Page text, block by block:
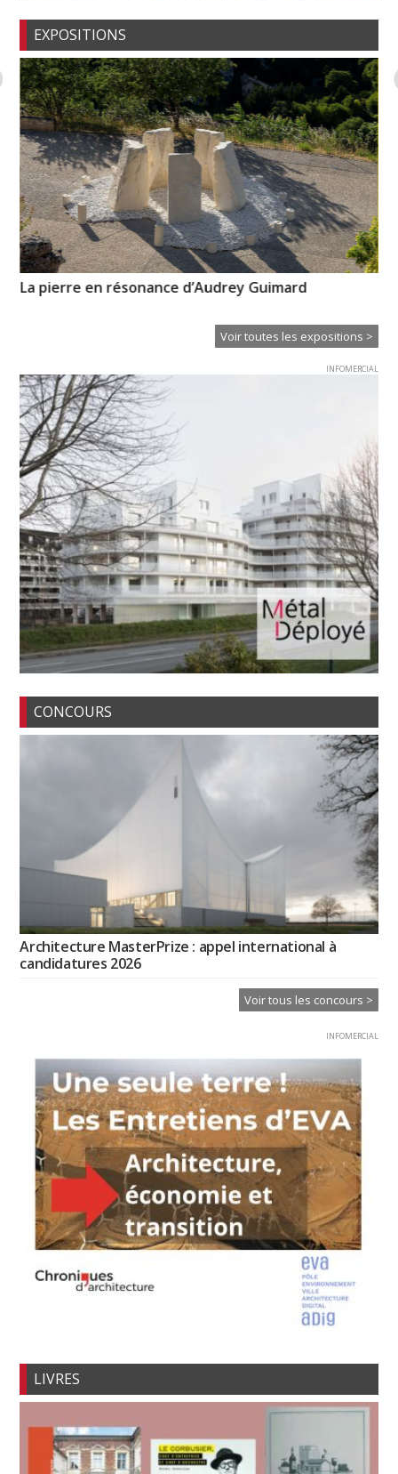
EXPOSITIONS
La pierre en résonance d’Audrey Guimard
Voir toutes les expositions >
INFOMERCIAL
CONCOURS
Architecture MasterPrize : appel international à
candidatures 2026
Voir tous les concours >
INFOMERCIAL
LIVRES